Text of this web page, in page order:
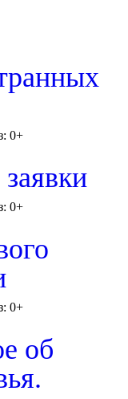
0+
0+
0+
об